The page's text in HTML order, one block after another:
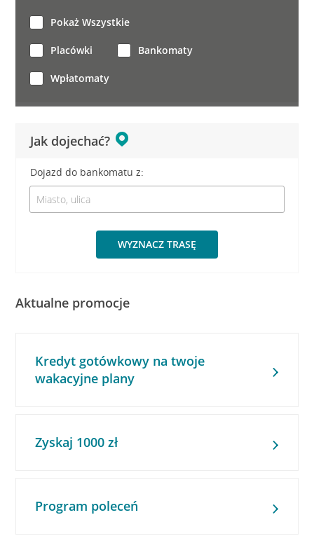
Jak dojechać?
Dojazd do bankomatu z:
WYZNACZ TRASĘ
Pokaż Wszystkie
Placówki Bankomaty
Wpłatomaty
Aktualne promocje
Kredyt gotówkowy na twoje
wakacyjne plany
Zyskaj 1000 zł
Program poleceń